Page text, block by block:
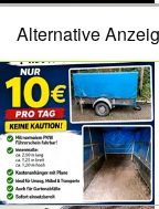
Alternative